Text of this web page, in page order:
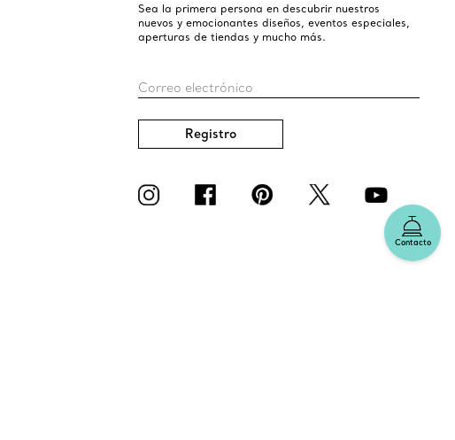
Contacto
Sea la primera persona en descubrir nuestros
nuevos y emocionantes diseños, eventos especiales,
aperturas de tiendas y mucho más.
Correo electrónico
Registro